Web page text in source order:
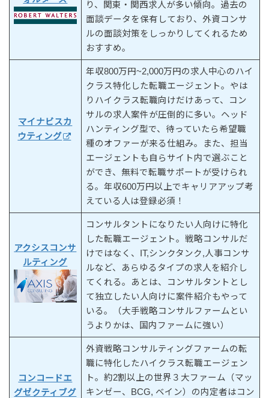
り、関東・関西求人が多い傾向。過去の
面談データを保有しており、外資コンサ
ルの面談対策をしっかりしてくれるため
おすすめ。
マイナビスカ
ウティング
年収800万円~2,000万円の求人中心のハイ
クラス特化した転職エージェント。やは
りハイクラス転職向けだけあって、コン
サルの求人案件が圧倒的に多い。ヘッド
ハンティング型で、待っていたら希望職
種のオファーが来る仕組み。また、担当
エージェントも自らサイト内で選ぶこと
ができ、無料で転職サポートが受けられ
る。年収600万円以上でキャリアアップ考
えている人は登録必須！
アクシスコンサ
ルティング
コンサルタントになりたい人向けに特化
した転職エージェント。戦略コンサルだ
けではなく、IT,シンクタンク,人事コンサ
ルなど、あらゆるタイプの求人を紹介し
てくれる。あとは、コンサルタントとし
て独立したい人向けに案件紹介もやって
いる。（大手戦略コンサルファームとい
うよりかは、国内ファームに強い）
コンコードエ
グゼクティブグ
外資戦略コンサルティングファームの転
職に特化したハイクラス転職エージェン
ト。約2割以上の世界３大ファーム（マッ
キンゼー、BCG, ベイン）の内定者はコン